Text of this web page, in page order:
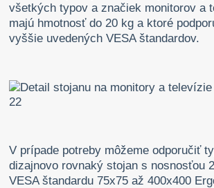
všetkých typov a značiek monitorov a
majú hmotnosť do 20 kg a ktoré
vyššie uvedených VESA štandardov.
V prípade potreby môžeme odporučiť
dizajnovo rovnaký stojan s nosnosťou
VESA štandardu 75x75 až 400x400